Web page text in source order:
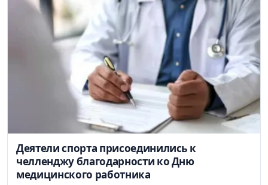
Деятели спорта присоединились к
челленджу благодарности ко Дню
медицинского работника